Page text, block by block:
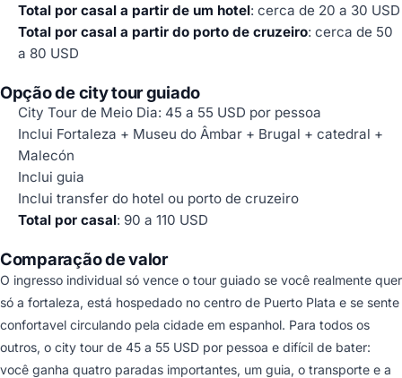
Total por casal a partir de um hotel: cerca de 20 a 30 USD
Total por casal a partir do porto de cruzeiro: cerca de 50
a 80 USD
Opção de city tour guiado
City Tour de Meio Dia: 45 a 55 USD por pessoa
Inclui Fortaleza + Museu do Âmbar + Brugal + catedral +
Malecón
Inclui guia
Inclui transfer do hotel ou porto de cruzeiro
Total por casal: 90 a 110 USD
Comparação de valor
O ingresso individual só vence o tour guiado se você realmente quer
só a fortaleza, está hospedado no centro de Puerto Plata e se sente
confortavel circulando pela cidade em espanhol. Para todos os
outros, o city tour de 45 a 55 USD por pessoa e difícil de bater:
você ganha quatro paradas importantes, um guia, o transporte e a